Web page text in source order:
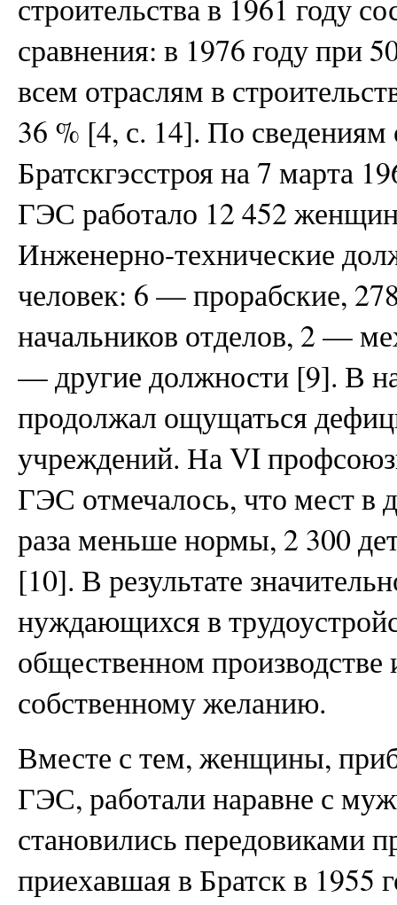
строительства в 1961 году
сравнения: в 1976 году при
всем отраслям в
36 % [4, с. 14]. По сведениям
Братскгэсстроя на 7 марта
ГЭС работало 12 452
Инженерно-технические
человек: 6 — прорабские,
начальников отделов, 2 —
— другие должности [9]. В
продолжал ощущаться
учреждений. На VI
ГЭС отмечалось, что мест в
раза меньше нормы, 2 300
[10]. В результате
нуждающихся в
общественном
собственному желанию.
Вместе с тем, женщины,
ГЭС, работали наравне с
становились передовиками
приехавшая в Братск в 1955